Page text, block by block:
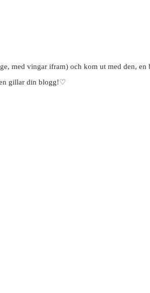
med vingar ifram) och kom ut med den,
gillar din blogg!♡